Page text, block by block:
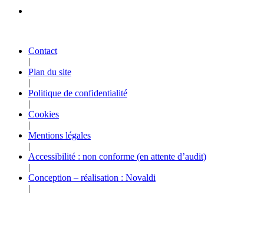
Contact
|
Plan du site
|
Politique de confidentialité
|
Cookies
|
Mentions légales
|
Accessibilité : non conforme (en attente d’audit)
|
Conception – réalisation : Novaldi
|